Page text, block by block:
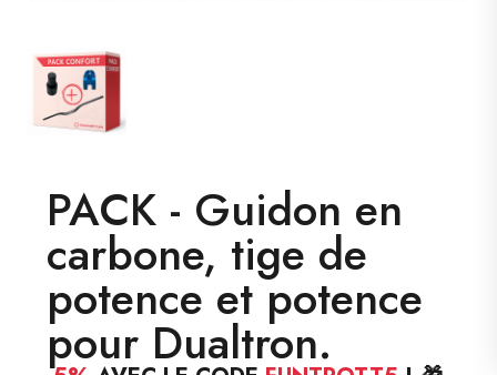
PACK - Guidon en
carbone, tige de
potence et potence
pour Dualtron.